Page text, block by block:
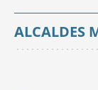
ALCALDES